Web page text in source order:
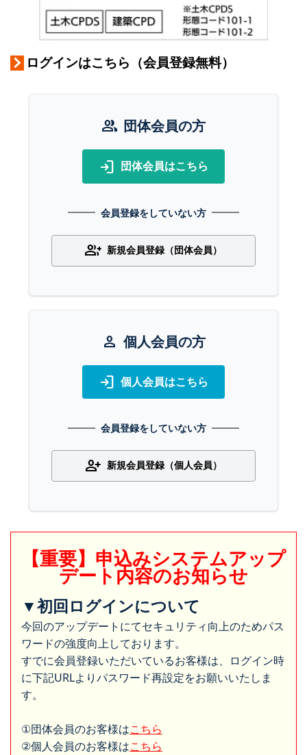
ログインはこちら（会員登録無料）
group 団体会員の方
login 団体会員はこちら
会員登録をしていない方
group_add 新規会員登録（団体会員）
person 個人会員の方
login 個人会員はこちら
会員登録をしていない方
person_add 新規会員登録（個人会員）
【重要】申込みシステムアップ
デート内容のお知らせ
▼初回ログインについて
今回のアップデートにてセキュリティ向上のためパス
ワードの強度向上しております。
すでに会員登録いただいているお客様は、ログイン時
に下記URLよりパスワード再設定をお願いいたしま
す。
①団体会員のお客様はこちら
②個人会員のお客様はこちら